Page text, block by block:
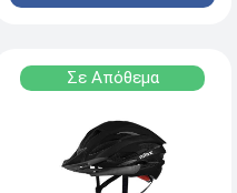
Σε Απόθεμα